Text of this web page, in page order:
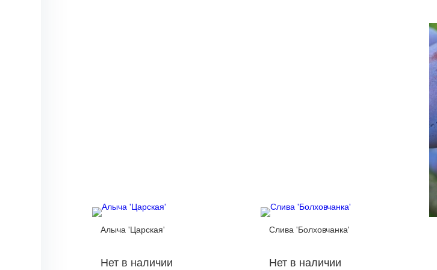
Алыча 'Царская'
Нет в наличии
Слива 'Болховчанка'
Нет в наличии